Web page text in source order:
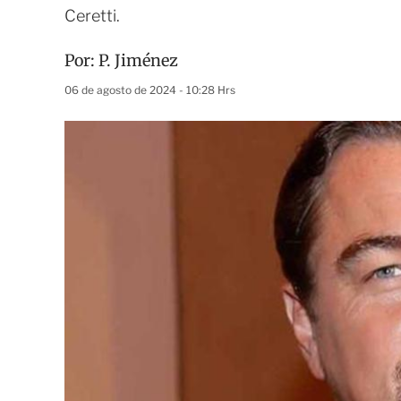
Ceretti.
Por: P. Jiménez
06 de agosto de 2024 - 10:28 Hrs